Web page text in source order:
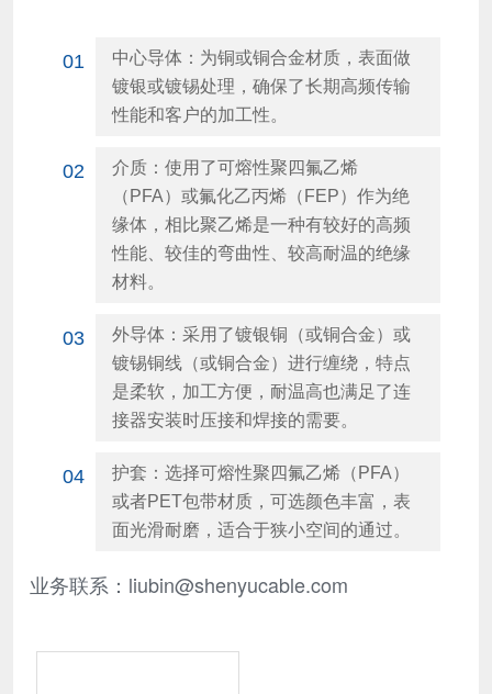
01
中心导体：为铜或铜合金材质，表面做
镀银或镀锡处理，确保了长期高频传输
性能和客户的加工性。
02
介质：使用了可熔性聚四氟乙烯
（PFA）或氟化乙丙烯（FEP）作为绝
缘体，相比聚乙烯是一种有较好的高频
性能、较佳的弯曲性、较高耐温的绝缘
材料。
03
外导体：采用了镀银铜（或铜合金）或
镀锡铜线（或铜合金）进行缠绕，特点
是柔软，加工方便，耐温高也满足了连
接器安装时压接和焊接的需要。
04
护套：选择可熔性聚四氟乙烯（PFA）
或者PET包带材质，可选颜色丰富，表
面光滑耐磨，适合于狭小空间的通过。
业务联系：liubin@shenyucable.com